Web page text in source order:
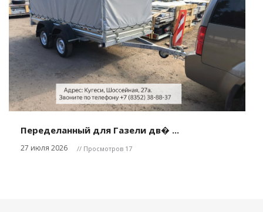
Переделанный для Газели дв� ...
27 июля 2026 // Просмотров 17